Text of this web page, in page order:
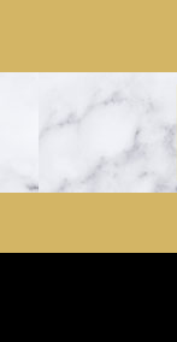
content